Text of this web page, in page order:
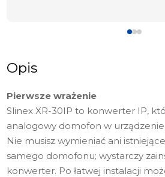
Opis
Pierwsze wrażenie
Slinex XR-30IP to konwerter IP,
analogowy domofon w
Nie musisz wymieniać ani
samego domofonu; wystarczy
konwerter. Po łatwej instalacji